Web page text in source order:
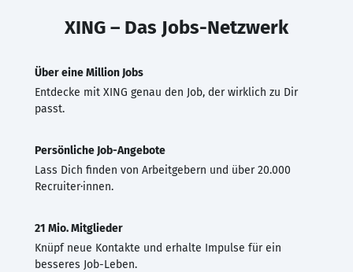
XING – Das Jobs-Netzwerk
Über eine Million Jobs
Entdecke mit XING genau den Job, der wirklich zu Dir
passt.
Persönliche Job-Angebote
Lass Dich finden von Arbeitgebern und über 20.000
Recruiter·innen.
21 Mio. Mitglieder
Knüpf neue Kontakte und erhalte Impulse für ein
besseres Job-Leben.